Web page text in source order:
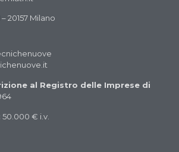
20157 Milano
al Registro delle Imprese di
50.000 € i.v.